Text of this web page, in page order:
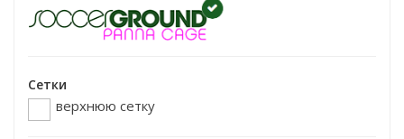
Сетки
верхнюю сетку